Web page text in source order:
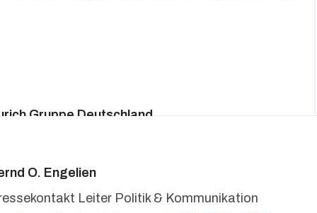
Gruppe Deutschland
O. Engelien
Leiter Politik & Kommunikation